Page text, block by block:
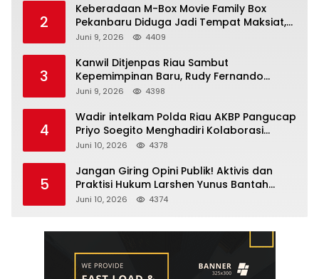
2
Keberadaan M-Box Movie Family Box
Pekanbaru Diduga Jadi Tempat Maksiat,
Warga Resah Minta Pemerintah Lakukan
Juni 9, 2026 4409
3
Kanwil Ditjenpas Riau Sambut
Kepemimpinan Baru, Rudy Fernando
Sianturi Resmi Menjabat Kakanwil
Juni 9, 2026 4398
4
Wadir intelkam Polda Riau AKBP Pangucap
Priyo Soegito Menghadiri Kolaborasi
Selamatkan Lingkungan Cegah Karhutla
Juni 10, 2026 4378
5
Jangan Giring Opini Publik! Aktivis dan
Praktisi Hukum Larshen Yunus Bantah
Tuduhan Soal Gelar Profesor Sufmi Dasco
Juni 10, 2026 4374